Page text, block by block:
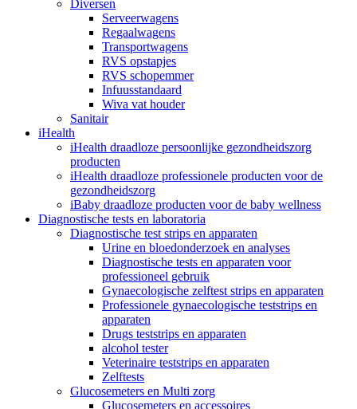
Diversen
Serveerwagens
Regaalwagens
Transportwagens
RVS opstapjes
RVS schopemmer
Infuusstandaard
Wiva vat houder
Sanitair
iHealth
iHealth draadloze persoonlijke gezondheidszorg
producten
iHealth draadloze professionele producten voor de
gezondheidszorg
iBaby draadloze producten voor de baby wellness
Diagnostische tests en laboratoria
Diagnostische test strips en apparaten
Urine en bloedonderzoek en analyses
Diagnostische tests en apparaten voor
professioneel gebruik
Gynaecologische zelftest strips en apparaten
Professionele gynaecologische teststrips en
apparaten
Drugs teststrips en apparaten
alcohol tester
Veterinaire teststrips en apparaten
Zelftests
Glucosemeters en Multi zorg
Glucosemeters en accessoires